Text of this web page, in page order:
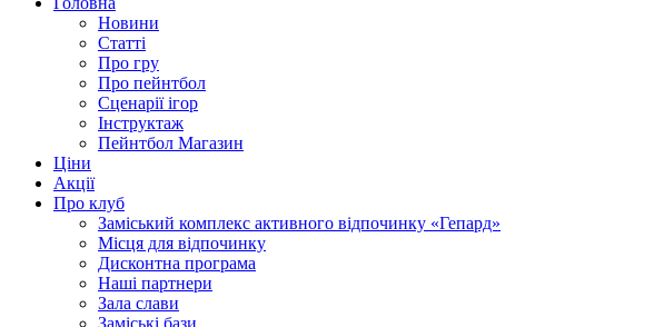
Новини
Статті
Про гру
Про пейнтбол
Сценарії ігор
Інструктаж
Пейнтбол Магазин
Ціни
Акції
Про клуб
Заміський комплекс активного відпочинку «Гепард»
Місця для відпочинку
Дисконтна програма
Наші партнери
Зала слави
Заміські бази